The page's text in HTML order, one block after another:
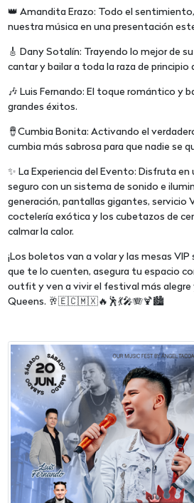
👑 Amandita Erazo: Todo el
nuestra música en una presentación
🎸 Dany Sotalín: Trayendo lo mejor de
cantar y bailar a toda la raza de principio
🎶 Luis Fernando: El toque romántico y
grandes éxitos.
🪘Cumbia Bonita: Activando el
cumbia más sabrosa para que nadie se
✨ La Experiencia del Evento: Disfruta
seguro con un sistema de sonido e
generación, pantallas gigantes, servicio
coctelería exótica y los cubetazos de
calmar la calor.
¡Los boletos van a volar y las mesas
que te lo cuenten, asegura tu espacio
outfit y ven a vivir el festival más alegre
Queens. 🥂🇪🇨🇲🇽🔥🕺💃🎤🪗🍹🏙️